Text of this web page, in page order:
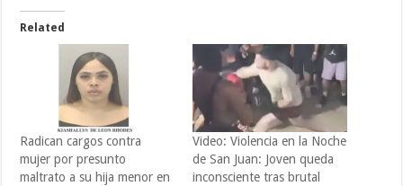
Related
Radican cargos contra
mujer por presunto
maltrato a su hija menor en
Video: Violencia en la Noche
de San Juan: Joven queda
inconsciente tras brutal